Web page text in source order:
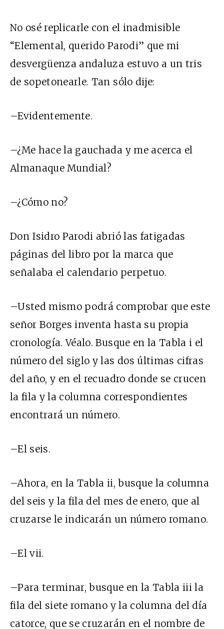
No osé replicarle con el inadmisible
“Elemental, querido Parodi” que mi
desvergüenza andaluza estuvo a un tris
de sopetonearle. Tan sólo dije:
–Evidentemente.
–¿Me hace la gauchada y me acerca el
Almanaque Mundial?
–¿Cómo no?
Don Isidro Parodi abrió las fatigadas
páginas del libro por la marca que
señalaba el calendario perpetuo.
–Usted mismo podrá comprobar que este
señor Borges inventa hasta su propia
cronología. Véalo. Busque en la Tabla i el
número del siglo y las dos últimas cifras
del año, y en el recuadro donde se crucen
la fila y la columna correspondientes
encontrará un número.
–El seis.
–Ahora, en la Tabla ii, busque la columna
del seis y la fila del mes de enero, que al
cruzarse le indicarán un número romano.
–El vii.
–Para terminar, busque en la Tabla iii la
fila del siete romano y la columna del día
catorce, que se cruzarán en el nombre de